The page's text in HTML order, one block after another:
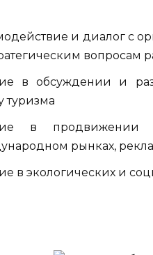
и диалог с
вопросам
в обсуждении и
туризма
в продвижении
рынках,
в экологических и